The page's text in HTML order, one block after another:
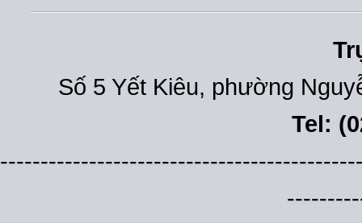
Số 5 Yết Kiêu, phường
Tel: